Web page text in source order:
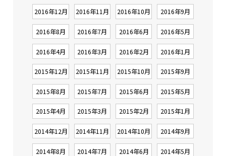
2016年12月 2016年11月 2016年10月 2016年9月
2016年8月 2016年7月 2016年6月 2016年5月
2016年4月 2016年3月 2016年2月 2016年1月
2015年12月 2015年11月 2015年10月 2015年9月
2015年8月 2015年7月 2015年6月 2015年5月
2015年4月 2015年3月 2015年2月 2015年1月
2014年12月 2014年11月 2014年10月 2014年9月
2014年8月 2014年7月 2014年6月 2014年5月